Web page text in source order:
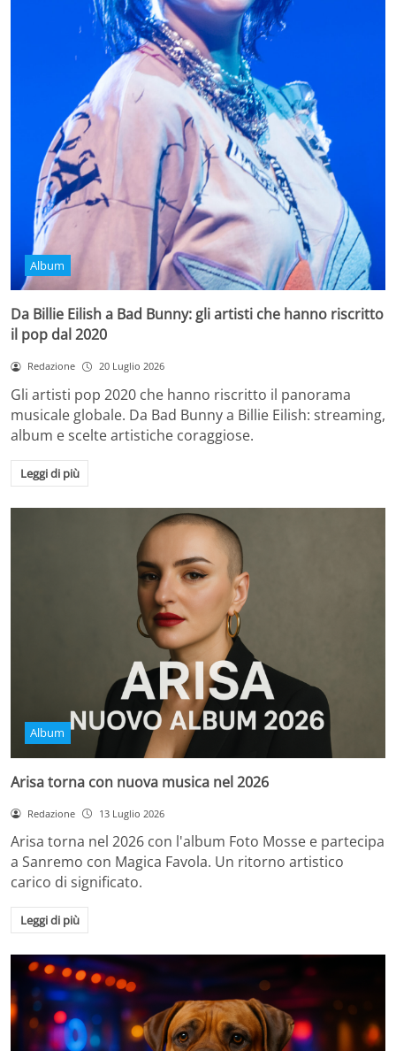
Album
Da Billie Eilish a Bad Bunny: gli artisti che hanno riscritto
il pop dal 2020
Redazione 20 Luglio 2026
Gli artisti pop 2020 che hanno riscritto il panorama
musicale globale. Da Bad Bunny a Billie Eilish: streaming,
album e scelte artistiche coraggiose.
Leggi di più
Album
Arisa torna con nuova musica nel 2026
Redazione 13 Luglio 2026
Arisa torna nel 2026 con l'album Foto Mosse e partecipa
a Sanremo con Magica Favola. Un ritorno artistico
carico di significato.
Leggi di più